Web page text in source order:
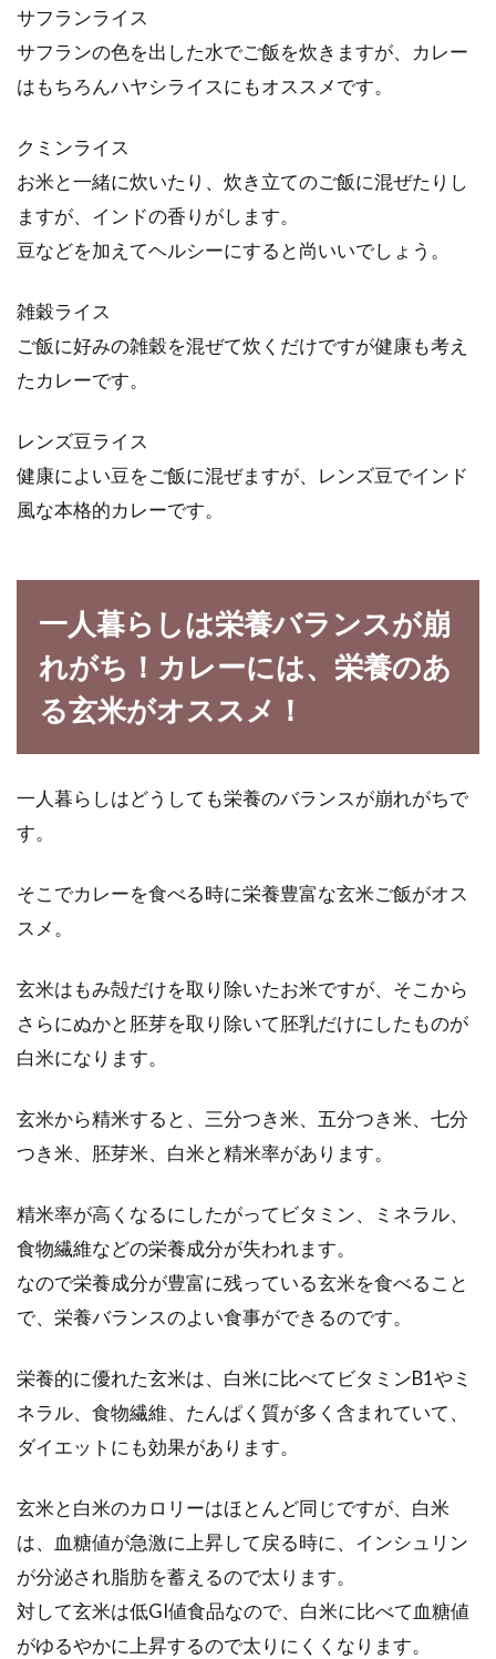
サフランライス
サフランの色を出した水でご飯を炊きますが、カレー
はもちろんハヤシライスにもオススメです。
クミンライス
お米と一緒に炊いたり、炊き立てのご飯に混ぜたりし
ますが、インドの香りがします。
豆などを加えてヘルシーにすると尚いいでしょう。
雑穀ライス
ご飯に好みの雑穀を混ぜて炊くだけですが健康も考え
たカレーです。
レンズ豆ライス
健康によい豆をご飯に混ぜますが、レンズ豆でインド
風な本格的カレーです。
一人暮らしは栄養バランスが崩
れがち！カレーには、栄養のあ
る玄米がオススメ！
一人暮らしはどうしても栄養のバランスが崩れがちで
す。
そこでカレーを食べる時に栄養豊富な玄米ご飯がオス
スメ。
玄米はもみ殻だけを取り除いたお米ですが、そこから
さらにぬかと胚芽を取り除いて胚乳だけにしたものが
白米になります。
玄米から精米すると、三分つき米、五分つき米、七分
つき米、胚芽米、白米と精米率があります。
精米率が高くなるにしたがってビタミン、ミネラル、
食物繊維などの栄養成分が失われます。
なので栄養成分が豊富に残っている玄米を食べること
で、栄養バランスのよい食事ができるのです。
栄養的に優れた玄米は、白米に比べてビタミンB1やミ
ネラル、食物繊維、たんぱく質が多く含まれていて、
ダイエットにも効果があります。
玄米と白米のカロリーはほとんど同じですが、白米
は、血糖値が急激に上昇して戻る時に、インシュリン
が分泌され脂肪を蓄えるので太ります。
対して玄米は低GI値食品なので、白米に比べて血糖値
がゆるやかに上昇するので太りにくくなります。